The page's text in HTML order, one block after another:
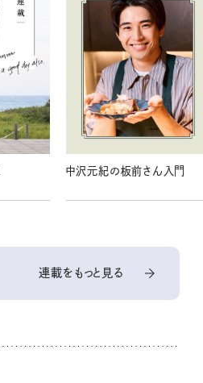
中沢元紀の板前さん入門
連載をもっと見る